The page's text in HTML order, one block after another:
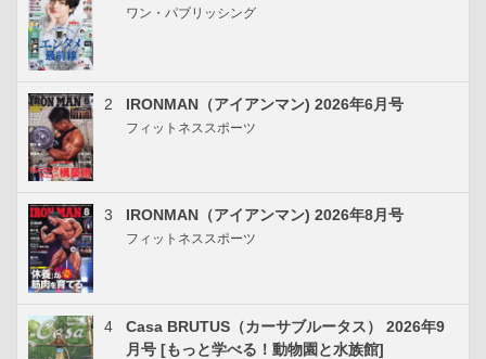
ワン・パブリッシング
2 IRONMAN（アイアンマン) 2026年6月号
フィットネススポーツ
3 IRONMAN（アイアンマン) 2026年8月号
フィットネススポーツ
4
Casa BRUTUS（カーサブルータス） 2026年9
月号 [もっと学べる！動物園と水族館]